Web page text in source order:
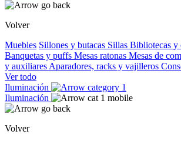
Volver
Muebles Sillones y butacas Sillas Bibliotecas y
Banquetas y puffs Mesas ratonas Mesas de
y auxiliares Aparadores, racks y vajilleros
Ver todo
Iluminación
Iluminación
Volver